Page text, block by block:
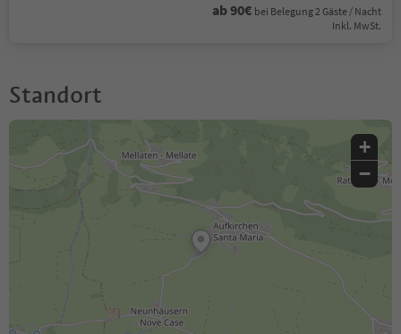
ab 90€ bei Belegung 2 Gäste / Nacht
Inkl. MwSt.
Standort
+
−